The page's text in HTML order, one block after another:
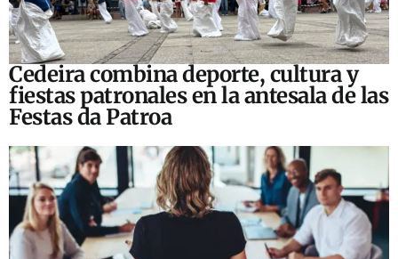
Cedeira combina deporte, cultura y
fiestas patronales en la antesala de las
Festas da Patroa